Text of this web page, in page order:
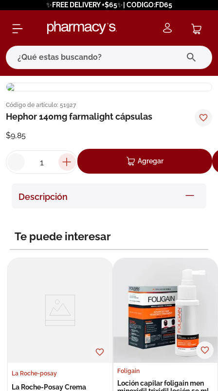
✨FREE DELIVERY +$65✨| CODIGO:FD65
¿Qué estas buscando?
Código de artículo: 51927
Hephor 140mg farmalight cápsulas
$9,85
Agregar
Descripción
Te puede interesar
La Roche-posay
La Roche-Posay Crema
Foligain
Loción capilar foligain men
términos más buscados
1. eucerin
3
bioderma
5. cerave
6 degraler